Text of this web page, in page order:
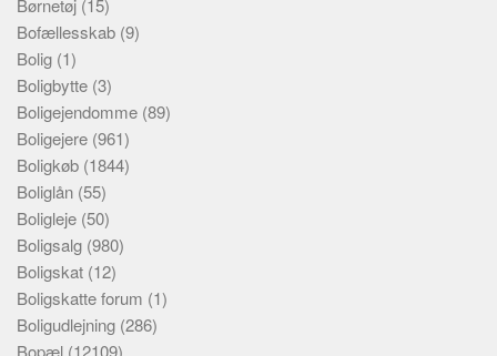
Børnetøj (15)
Bofællesskab (9)
Bolig (1)
Boligbytte (3)
Boligejendomme (89)
Boligejere (961)
Boligkøb (1844)
Boliglån (55)
Boligleje (50)
Boligsalg (980)
Boligskat (12)
Boligskatte forum (1)
Boligudlejning (286)
Bopæl (12109)